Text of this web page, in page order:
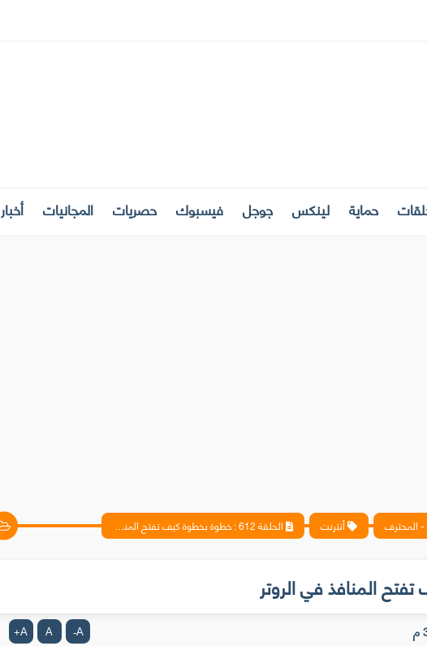
حماية لينكس جوجل فيسبوك حصريات المجانيات أخبار
المحترف أنترنت الحلقة 612 : خطوة بخطوة كيف تفتح المنافذ في الروتر
A
-
A
A
+